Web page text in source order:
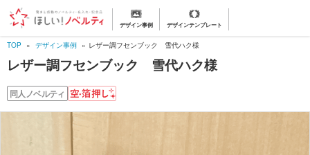
デザイン事例 デザインテンプレート
TOP デザイン事例 レザー調フセンブック 雪代ハク様
レザー調フセンブック 雪代ハク様
同人ノベルティ 空
押
し
・
箔
押